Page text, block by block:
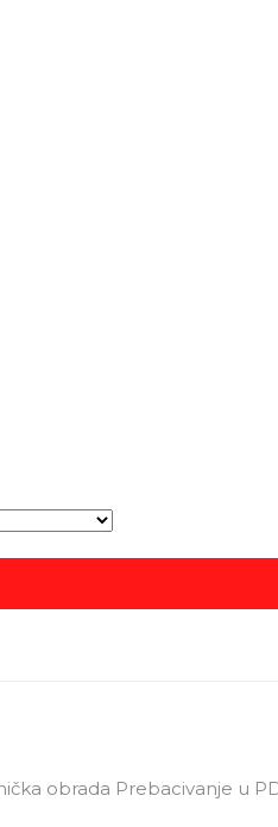
obrada Prebacivanje u